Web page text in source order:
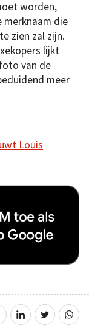
worden,
merknaam die
zien zal zijn.
lijkt
van de
meer
Louis